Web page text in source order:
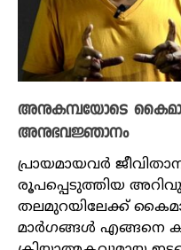
അനുകമ്പയോടെ
അനുഭവജ്ഞാനം
പ്രായമായവർ
രൂപപ്പെടുത്തിയ
തലമുറയിലേക്ക്
മാർഗങ്ങൾ എങ്ങനെ